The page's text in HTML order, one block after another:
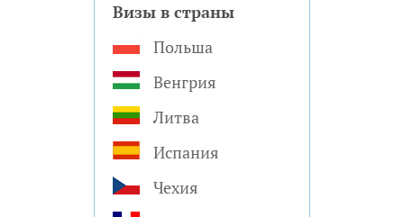
Визы в страны
Польша
Венгрия
Литва
Испания
Чехия